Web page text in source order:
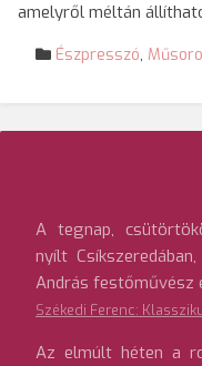
amelyről méltán
Észpresszó,
A tegnap,
nyílt
András festőművész
Székedi Ferenc:
Az elmúlt héten a